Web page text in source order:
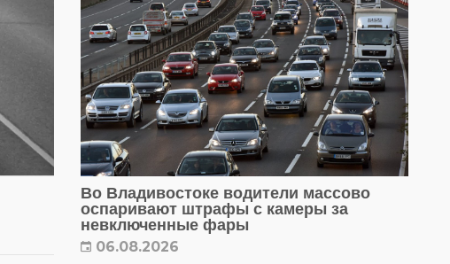
Во Владивостоке водители массово
оспаривают штрафы с камеры за
невключенные фары
06.08.2026